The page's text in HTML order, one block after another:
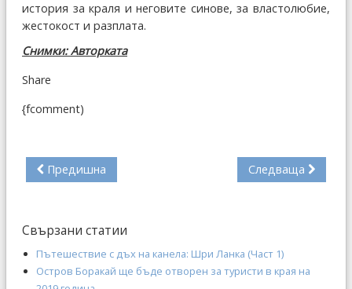
история за краля и неговите синове, за властолюбие,
жестокост и разплата.
Снимки: Авторката
Share
{fcomment)
Предишна Следваща
Свързани статии
Пътешествие с дъх на канела: Шри Ланка (Част 1)
Остров Боракай ще бъде отворен за туристи в края на